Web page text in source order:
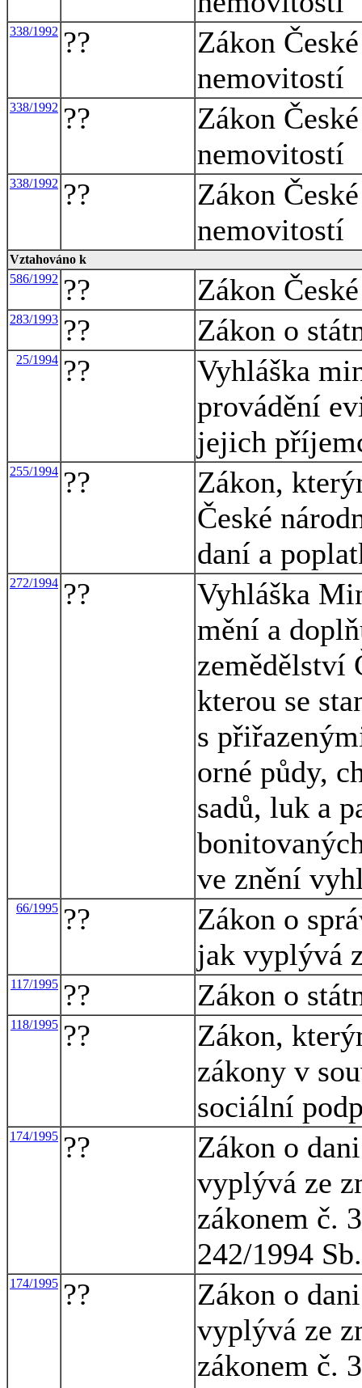
338/1992 ??
Zákon
nemovitostí
338/1992 ??
Zákon
nemovitostí
338/1992 ??
Zákon
nemovitostí
Vztahováno k
586/1992 ?? Zákon
283/1993 ?? Zákon o
25/1994 ??
Vyhláška
provádění
jejich
255/1994 ??
Zákon,
České
daní a
272/1994 ??
Vyhláška
mění a
zemědělství
kterou se
s
orné půdy,
sadů, luk a
ve znění
66/1995 ??
Zákon o
jak vyplývá
117/1995 ?? Zákon o
118/1995 ??
Zákon,
zákony v
sociální
174/1995 ??
Zákon o
vyplývá ze
zákonem č.
242/1994
174/1995 ??
Zákon o
vyplývá ze
zákonem č.